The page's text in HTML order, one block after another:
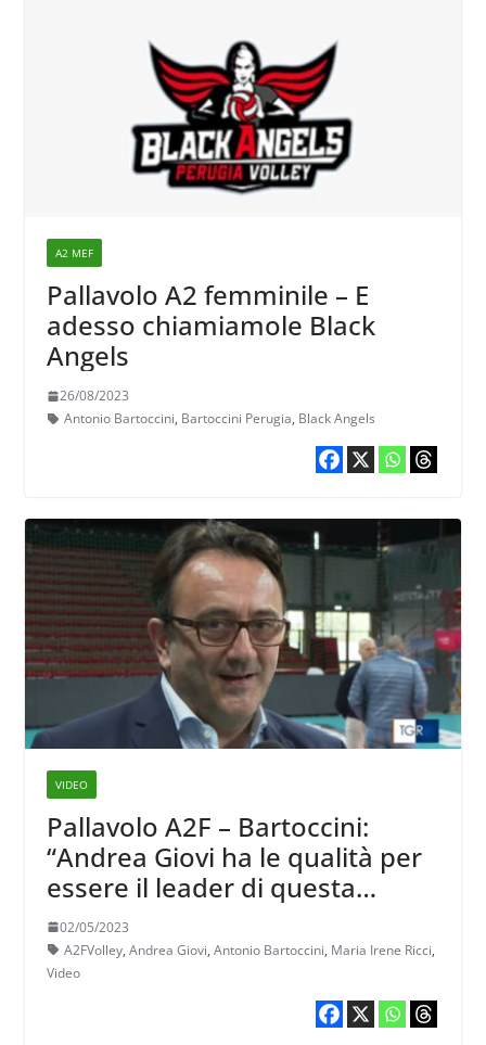
A2 MEF
Pallavolo A2 femminile – E
adesso chiamiamole Black
Angels
26/08/2023
Antonio Bartoccini, Bartoccini Perugia, Black Angels
VIDEO
Pallavolo A2F – Bartoccini:
“Andrea Giovi ha le qualità per
essere il leader di questa
squadra. La nostra
palleggiatrice? Sarà Maria Irene
Ricci”
02/05/2023
A2FVolley, Andrea Giovi, Antonio Bartoccini, Maria Irene Ricci,
Video